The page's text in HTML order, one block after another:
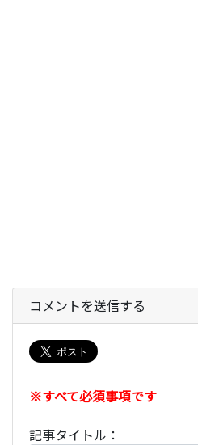
コメントを送信する
※すべて必須事項です
記事タイトル：